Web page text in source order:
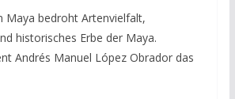
Maya bedroht Artenvielfalt,
historisches Erbe der Maya.
Andrés Manuel López Obrador das